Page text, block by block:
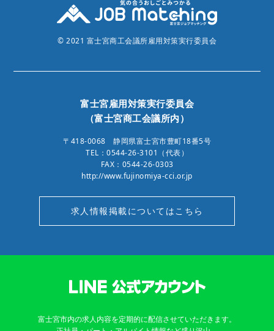
© 2021 富士宮商工会議所雇用対策実行委員会
富士宮雇用対策実行委員会
（富士宮商工会議所内）
〒418-0068 静岡県富士宮市豊町18番5号
TEL：0544-26-3101（代表）
FAX：0544-26-0303
http://www.fujinomiya-cci.or.jp
求人情報掲載についてはこちら
富士宮市内の求人内容を定期的に配信させていただきます。